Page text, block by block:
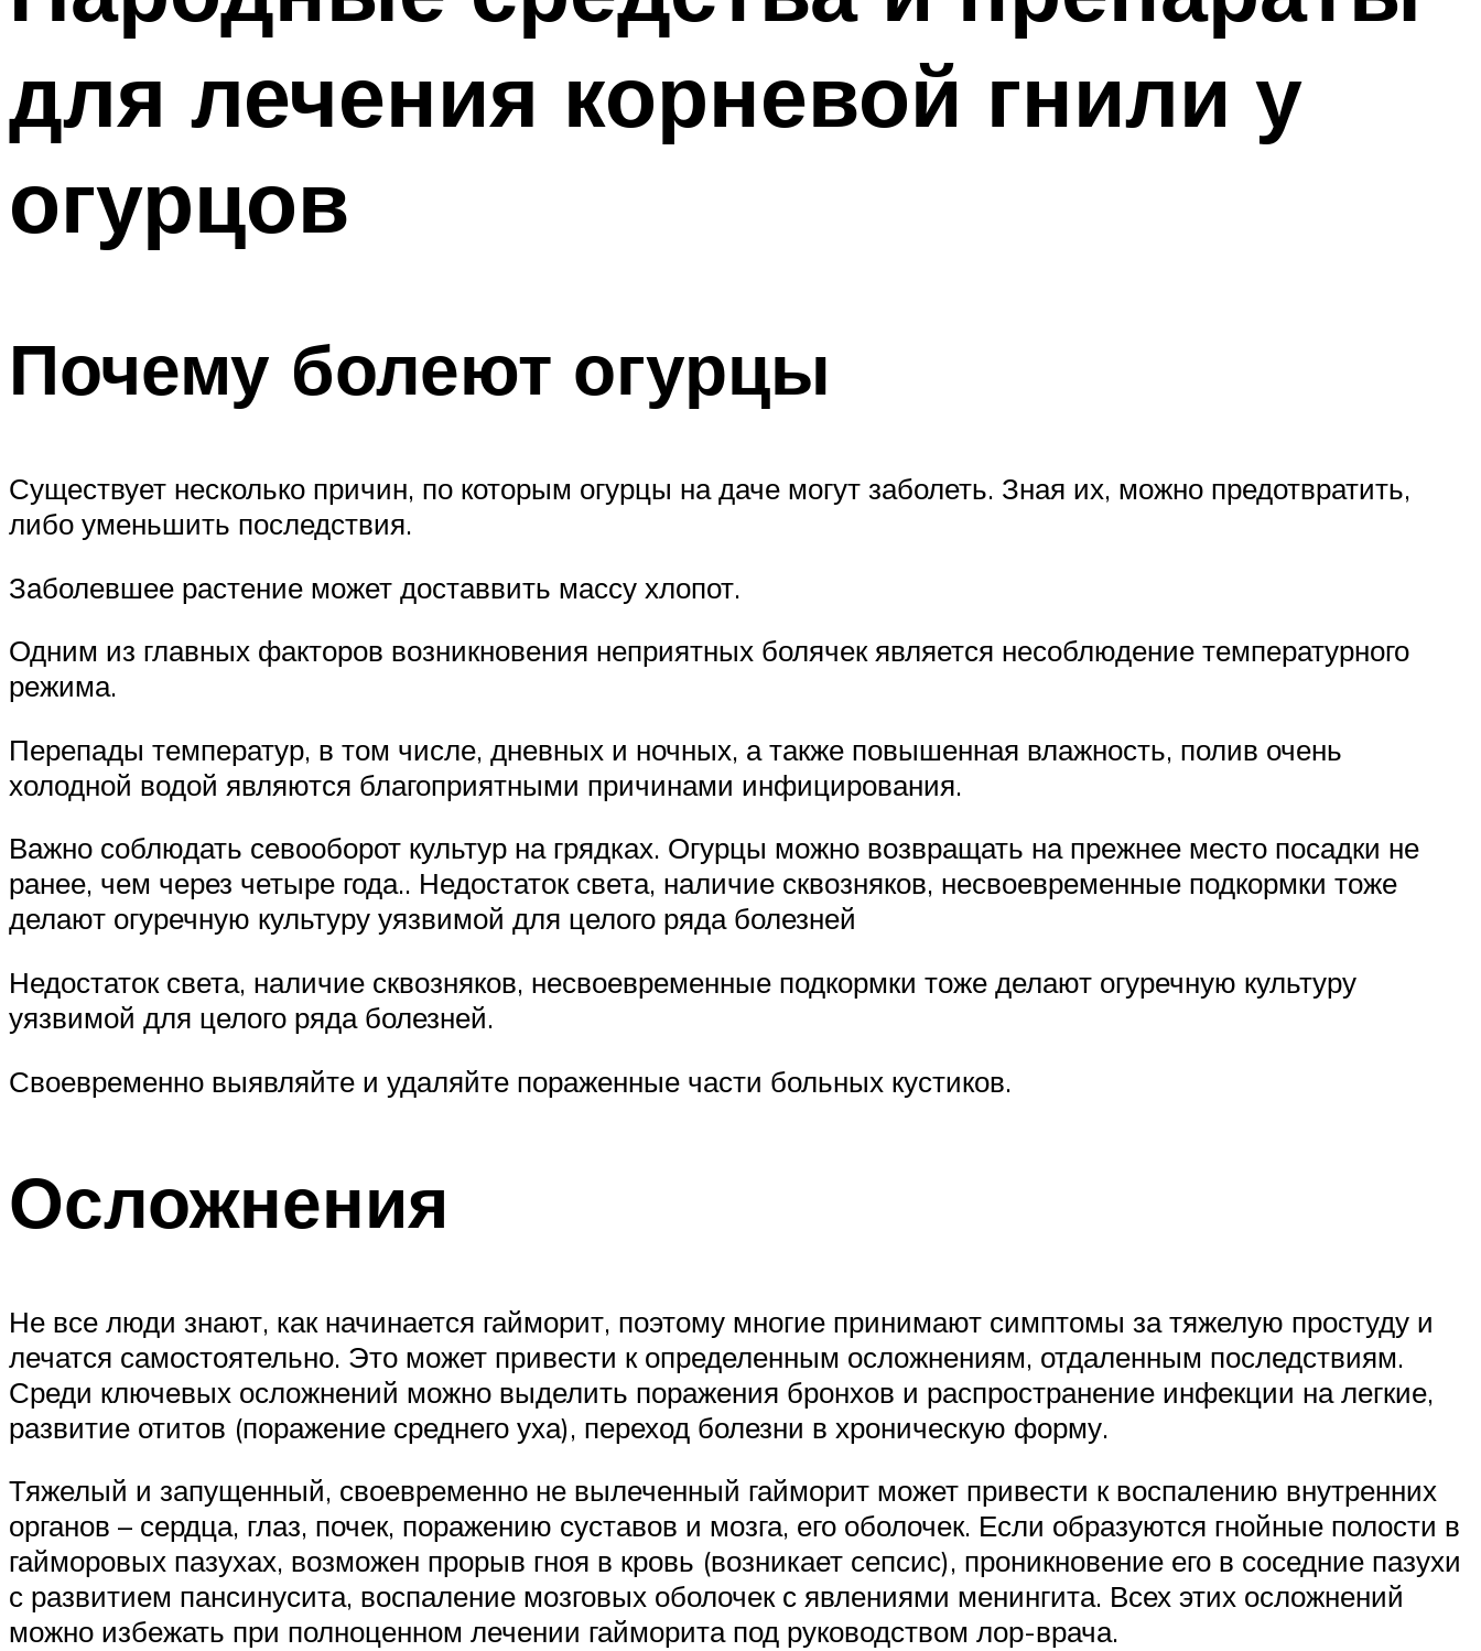
для лечения корневой гнили у
огурцов
Почему болеют огурцы
Существует несколько причин, по которым огурцы на даче могут заболеть. Зная их, можно предотвратить,
либо уменьшить последствия.
Заболевшее растение может доставвить массу хлопот.
Одним из главных факторов возникновения неприятных болячек является несоблюдение температурного
режима.
Перепады температур, в том числе, дневных и ночных, а также повышенная влажность, полив очень
холодной водой являются благоприятными причинами инфицирования.
Важно соблюдать севооборот культур на грядках. Огурцы можно возвращать на прежнее место посадки не
ранее, чем через четыре года.. Недостаток света, наличие сквозняков, несвоевременные подкормки тоже
делают огуречную культуру уязвимой для целого ряда болезней
Недостаток света, наличие сквозняков, несвоевременные подкормки тоже делают огуречную культуру
уязвимой для целого ряда болезней.
Своевременно выявляйте и удаляйте пораженные части больных кустиков.
Осложнения
Не все люди знают, как начинается гайморит, поэтому многие принимают симптомы за тяжелую простуду и
лечатся самостоятельно. Это может привести к определенным осложнениям, отдаленным последствиям.
Среди ключевых осложнений можно выделить поражения бронхов и распространение инфекции на легкие,
развитие отитов (поражение среднего уха), переход болезни в хроническую форму.
Тяжелый и запущенный, своевременно не вылеченный гайморит может привести к воспалению внутренних
органов – сердца, глаз, почек, поражению суставов и мозга, его оболочек. Если образуются гнойные полости в
гайморовых пазухах, возможен прорыв гноя в кровь (возникает сепсис), проникновение его в соседние пазухи
с развитием пансинусита, воспаление мозговых оболочек с явлениями менингита. Всех этих осложнений
можно избежать при полноценном лечении гайморита под руководством лор-врача.